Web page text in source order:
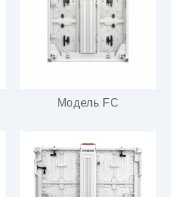
Модель FC